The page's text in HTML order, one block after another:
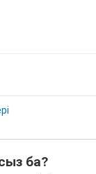
ба?